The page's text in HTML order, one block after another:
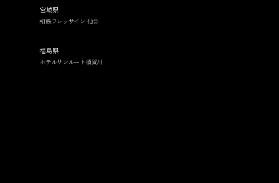
宮城県
相鉄フレッサイン 仙台
福島県
ホテルサンルート須賀川